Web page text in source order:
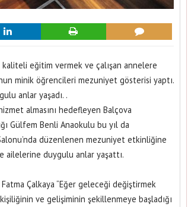
eğitim vermek ve çalışan annelere
minik öğrencileri mezuniyet gösterisi yaptı.
anlar yaşadı. .
almasını hedefleyen Balçova
Gülfem Benli Anaokulu bu yıl da
düzenlenen mezuniyet etkinliğine
ailelerine duygulu anlar yaşattı.
Çalkaya “Eğer geleceği değiştirmek
ve gelişiminin şekillenmeye başladığı